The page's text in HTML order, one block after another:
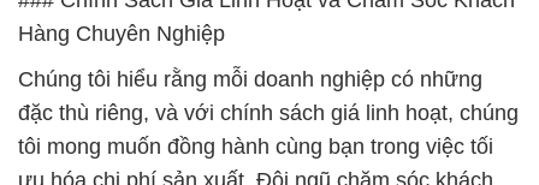
### Sản Phẩm và Dịch Vụ Chất Lượng Tốt Nhất
Công Ty Hóa Chất Đắc Trường Phát không chỉ là
nhà cung cấp sản phẩm mà còn là đối tác của bạn
trong việc tối ưu hóa quá trình sản xuất và xử lý.
Chúng tôi cam kết tiếp tục cung cấp các sản phẩm